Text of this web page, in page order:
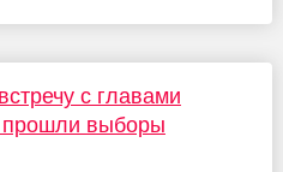
с главами
прошли выборы